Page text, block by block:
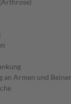
an Armen und